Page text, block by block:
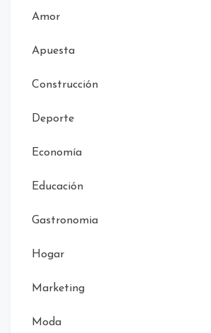
Amor
Apuesta
Construcción
Deporte
Economía
Educación
Gastronomia
Hogar
Marketing
Moda